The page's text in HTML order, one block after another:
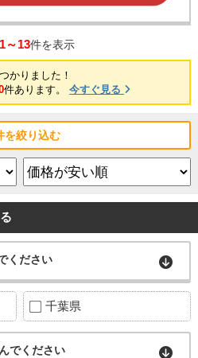
1～13件を表示
かりました！
件あります。 今すぐ見る
を絞り込む
ください
千葉県
でください